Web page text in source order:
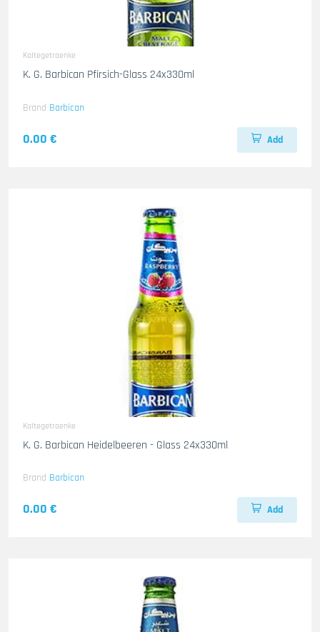
Kaltegetraenke
K. G. Barbican Pfirsich-Glass 24x330ml
Brand Barbican
0.00 € Add
Kaltegetraenke
K. G. Barbican Heidelbeeren - Glass 24x330ml
Brand Barbican
0.00 € Add